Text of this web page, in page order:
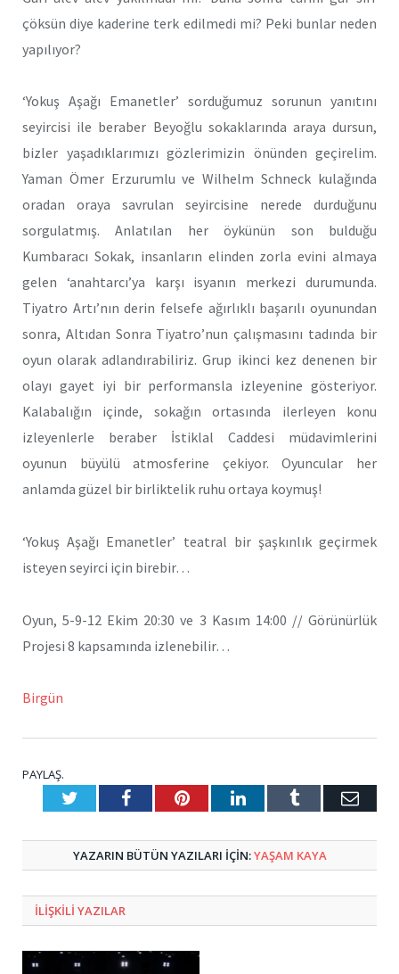
çöksün diye kaderine terk edilmedi mi? Peki bunlar neden
yapılıyor?
‘Yokuş Aşağı Emanetler’ sorduğumuz sorunun yanıtını
seyircisi ile beraber Beyoğlu sokaklarında araya dursun,
bizler yaşadıklarımızı gözlerimizin önünden geçirelim.
Yaman Ömer Erzurumlu ve Wilhelm Schneck kulağında
oradan oraya savrulan seyircisine nerede durduğunu
sorgulatmış. Anlatılan her öykünün son bulduğu
Kumbaracı Sokak, insanların elinden zorla evini almaya
gelen ‘anahtarcı’ya karşı isyanın merkezi durumunda.
Tiyatro Artı’nın derin felsefe ağırlıklı başarılı oyunundan
sonra, Altıdan Sonra Tiyatro’nun çalışmasını tadında bir
oyun olarak adlandırabiliriz. Grup ikinci kez denenen bir
olayı gayet iyi bir performansla izleyenine gösteriyor.
Kalabalığın içinde, sokağın ortasında ilerleyen konu
izleyenlerle beraber İstiklal Caddesi müdavimlerini
oyunun büyülü atmosferine çekiyor. Oyuncular her
anlamda güzel bir birliktelik ruhu ortaya koymuş!
‘Yokuş Aşağı Emanetler’ teatral bir şaşkınlık geçirmek
isteyen seyirci için birebir…
Oyun, 5-9-12 Ekim 20:30 ve 3 Kasım 14:00 // Görünürlük
Projesi 8 kapsamında izlenebilir…
Birgün
PAYLAŞ.
TwitterFacebookPinterestLinkedInTumblr E-
YAZARIN BÜTÜN YAZILARI IÇIN:YAŞAM KAYA
ILIŞKILI YAZILAR